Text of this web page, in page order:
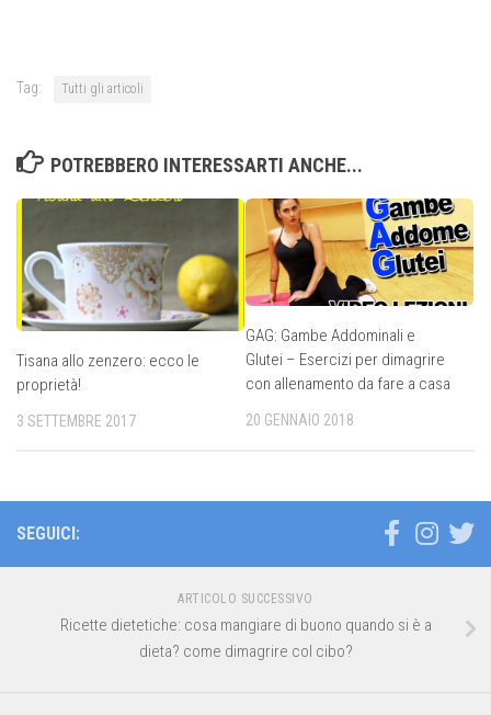
Tag: Tutti gli articoli
POTREBBERO INTERESSARTI ANCHE...
Tisana allo zenzero: ecco le
proprietà!
3 SETTEMBRE 2017
GAG: Gambe Addominali e
Glutei – Esercizi per dimagrire
con allenamento da fare a casa
20 GENNAIO 2018
SEGUICI:
ARTICOLO SUCCESSIVO
Ricette dietetiche: cosa mangiare di buono quando si è a
dieta? come dimagrire col cibo?